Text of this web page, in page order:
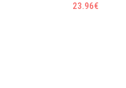
23.96€